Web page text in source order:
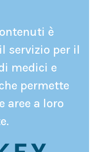
è
servizio per il
medici e
permette
aree a loro